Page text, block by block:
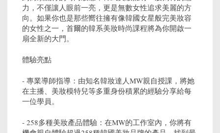
力，不僅讓人眼前一亮，更是無數女性追求美麗的方
向。如果你也是那些嚮往擁有像韓國女星般完美妝容
的女性之一，首爾的韓系美妝時尚課程將為你開啟一
扇全新的大門。
體驗亮點
- 專業導師指導：由知名韓妝達人MW親自授課，將她
在主播、美妝模特兒等多重身份積累的經驗分享給每
一位學員。
- 258多種美妝產品體驗：在MW的工作室內，你將有